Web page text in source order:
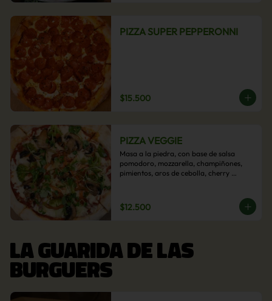
PIZZA SUPER PEPPERONNI
$15.500
PIZZA VEGGIE
Masa a la piedra, con base de salsa
pomodoro, mozzarella, champiñones,
pimientos, aros de cebolla, cherry
$12.500
LA GUARIDA DE LAS
BURGUERS